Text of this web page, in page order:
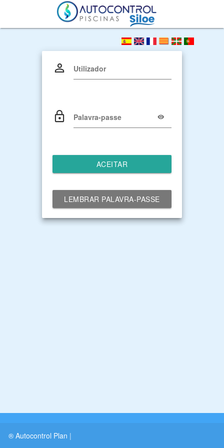
Utilizador
Palavra-passe
ACEITAR
LEMBRAR PALAVRA-PASSE
® Autocontrol Plan |